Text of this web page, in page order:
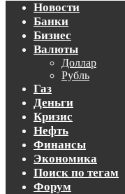
Новости
Банки
Бизнес
Валюты
Доллар
Рубль
Газ
Деньги
Кризис
Нефть
Финансы
Экономика
Поиск по тегам
Форум